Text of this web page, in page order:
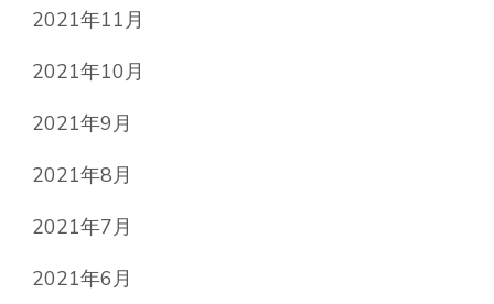
2021年11月
2021年10月
2021年9月
2021年8月
2021年7月
2021年6月